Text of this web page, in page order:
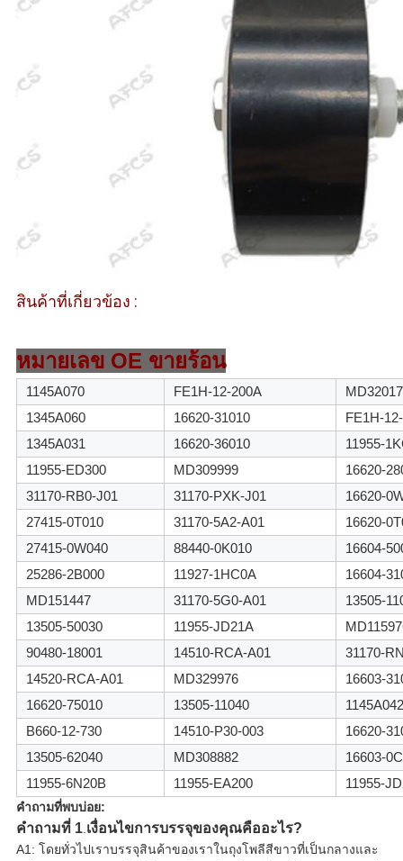
สินค้าที่เกี่ยวข้อง :
หมายเลข OE ขายร้อน
1145A070 FE1H-12-200A
1345A060
16620-31010
FE1H-
1345A031
16620-36010
11955-
11955-ED300
MD309999
16620-
31170-RB0-J01
31170-PXK-J01
16620-
27415-0T010
31170-5A2-A01
16620-
27415-0W040
88440-0K010
16604-
25286-2B000
11927-1HC0A
16604-
MD151447
31170-5G0-A01
13505-
13505-50030
11955-JD21A
90480-18001
14510-RCA-A01
31170-
14520-RCA-A01
MD329976
16603-
16620-75010
13505-11040
1145A042
B660-12-730
14510-P30-003
16620-
13505-62040
MD308882
16603-
11955-6N20B
11955-EA200 11955-
คำถามที่พบบ่อย:
คำถามที่ 1.เงื่อนไขการบรรจุของคุณคืออะไร?
A1: โดยทั่วไปเราบรรจุสินค้าของเราในถุงโพลีสีขาวที่เป็นกลางและ